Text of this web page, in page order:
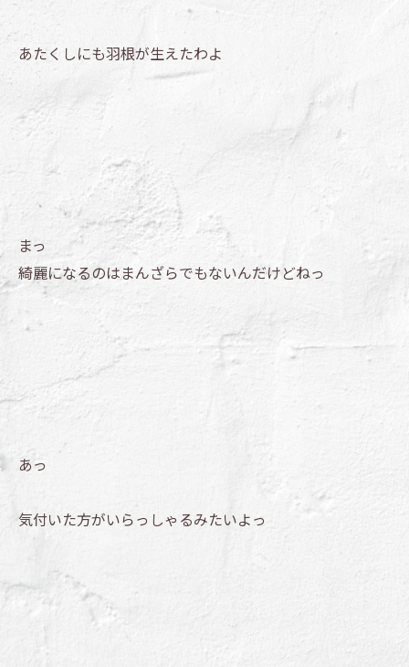
あたくしにも羽根が生えたわよ
まっ
綺麗になるのはまんざらでもないんだけどねっ
あっ
気付いた方がいらっしゃるみたいよっ